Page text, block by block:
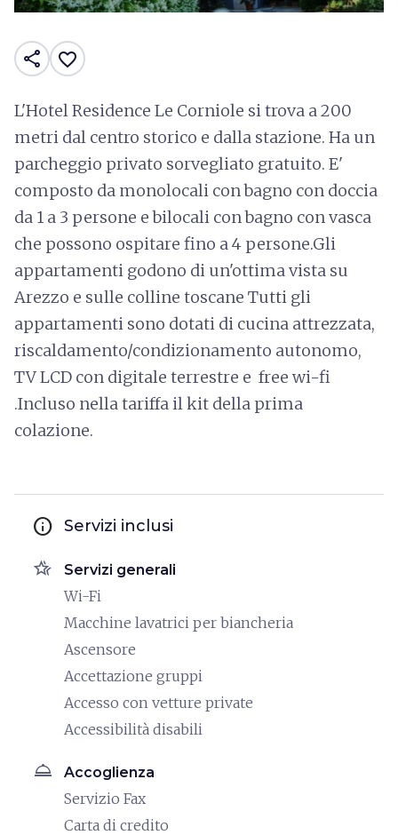
share favorite_border
L'Hotel Residence Le Corniole si trova a 200
metri dal centro storico e dalla stazione. Ha un
parcheggio privato sorvegliato gratuito. E'
composto da monolocali con bagno con doccia
da 1 a 3 persone e bilocali con bagno con vasca
che possono ospitare fino a 4 persone.Gli
appartamenti godono di un'ottima vista su
Arezzo e sulle colline toscane Tutti gli
appartamenti sono dotati di cucina attrezzata,
riscaldamento/condizionamento autonomo,
TV LCD con digitale terrestre e free wi-fi
.Incluso nella tariffa il kit della prima
colazione.
info Servizi inclusi
hotel_class Servizi generali
Wi-Fi
Macchine lavatrici per biancheria
Ascensore
Accettazione gruppi
Accesso con vetture private
Accessibilità disabili
room_service Accoglienza
Servizio Fax
Carta di credito